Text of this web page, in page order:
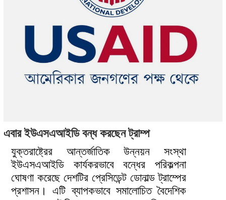
এবার ইউএসএআইডি বন্ধ করছেন ট্রাম্প
যুক্তরাষ্ট্রের আন্তর্জাতিক উন্নয়ন সংস্থা
ইউএসএআইডি কার্যকরভাবে বন্ধের পরিকল্পনা
ঘোষণা করেছে দেশটির প্রেসিডেন্ট ডোনাল্ড ট্রাম্পের
প্রশাসন। এটি ব্যাপকভাবে সমালোচিত বৈদেশিক